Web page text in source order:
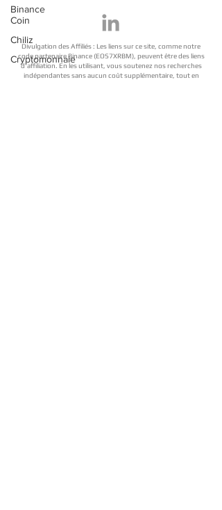
Binance
Coin
Chiliz
Cryptomonnaie
Divulgation des Affiliés : Les liens sur ce site, comme notre
code partenaire Binance (EOS7XRBM), peuvent être des liens
d'affiliation. En les utilisant, vous soutenez nos recherches
indépendantes sans aucun coût supplémentaire, tout en